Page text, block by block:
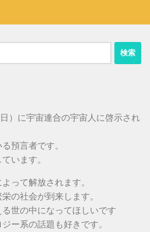
）に宇宙連合の宇宙人に啓示され
預言者です。
います。
って解放されます。
の社会が到来します。
世の中になってほしいです
ー系の話題も好きです。